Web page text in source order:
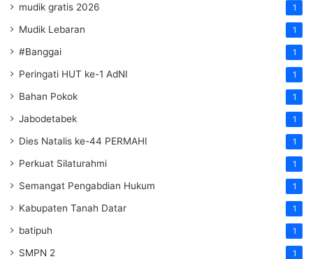
mudik gratis 2026 1
Mudik Lebaran 1
#Banggai 1
Peringati HUT ke-1 AdNI 1
Bahan Pokok 1
Jabodetabek 1
Dies Natalis ke-44 PERMAHI 1
Perkuat Silaturahmi 1
Semangat Pengabdian Hukum 1
Kabupaten Tanah Datar 1
batipuh 1
SMPN 2 1